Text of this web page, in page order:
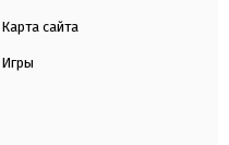
Карта сайта
Игры